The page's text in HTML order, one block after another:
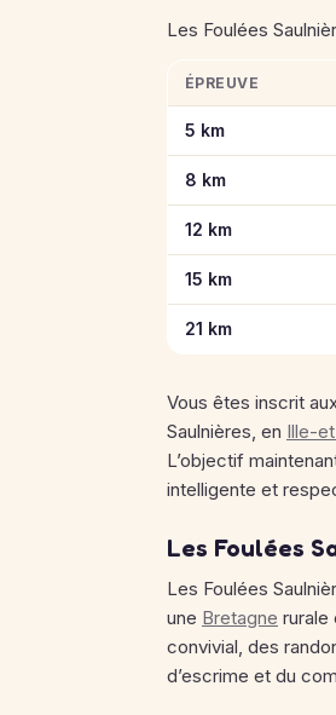
Les Foulées
Informations clés
ÉPREUVE
5 km
8 km
12 km
15 km
21 km
Vous êtes inscrit
Saulnières, en Ille-
L’objectif
intelligente et
Les Foulées
Les Foulées
une Bretagne rurale
convivial, des
d’escrime et du